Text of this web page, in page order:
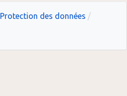
Protection des données